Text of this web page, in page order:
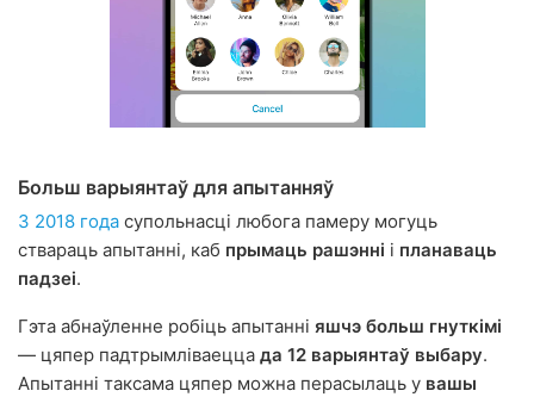
Больш варыянтаў для апытанняў
З 2018 года супольнасці любога памеру могуць
ствараць апытанні, каб прымаць рашэнні і планаваць
падзеі.
Гэта абнаўленне робіць апытанні яшчэ больш гнуткімі
— цяпер падтрымліваецца да 12 варыянтаў выбару.
Апытанні таксама цяпер можна перасылаць у вашы